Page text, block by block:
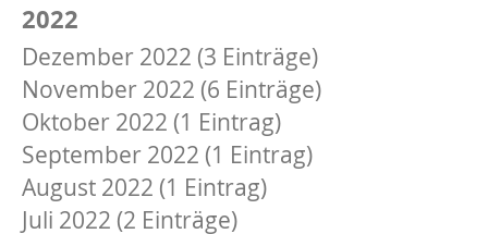
2022
Dezember 2022 (3 Einträge)
November 2022 (6 Einträge)
Oktober 2022 (1 Eintrag)
September 2022 (1 Eintrag)
August 2022 (1 Eintrag)
Juli 2022 (2 Einträge)